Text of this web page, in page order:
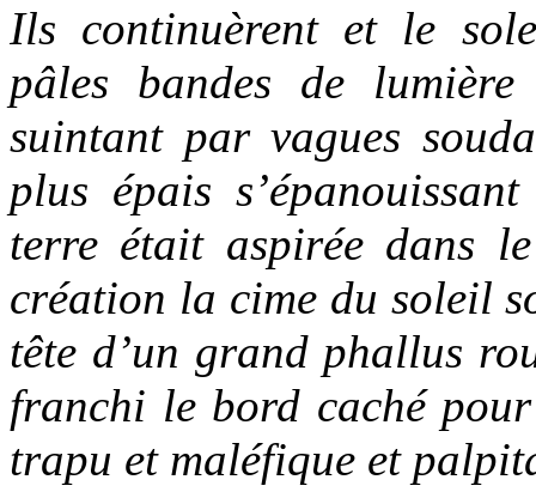
Ils continuèrent et le
pâles bandes de
suintant par vagues
plus épais
terre était aspirée dans
création la cime du soleil
tête d’un grand phallus
franchi le bord caché
trapu et maléfique et